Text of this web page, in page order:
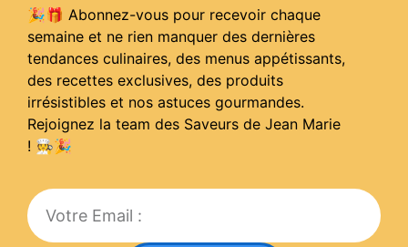
🎉🎁 Abonnez-vous pour recevoir chaque
semaine et ne rien manquer des dernières
tendances culinaires, des menus appétissants,
des recettes exclusives, des produits
irrésistibles et nos astuces gourmandes.
Rejoignez la team des Saveurs de Jean Marie
! 🧑‍🍳🎉